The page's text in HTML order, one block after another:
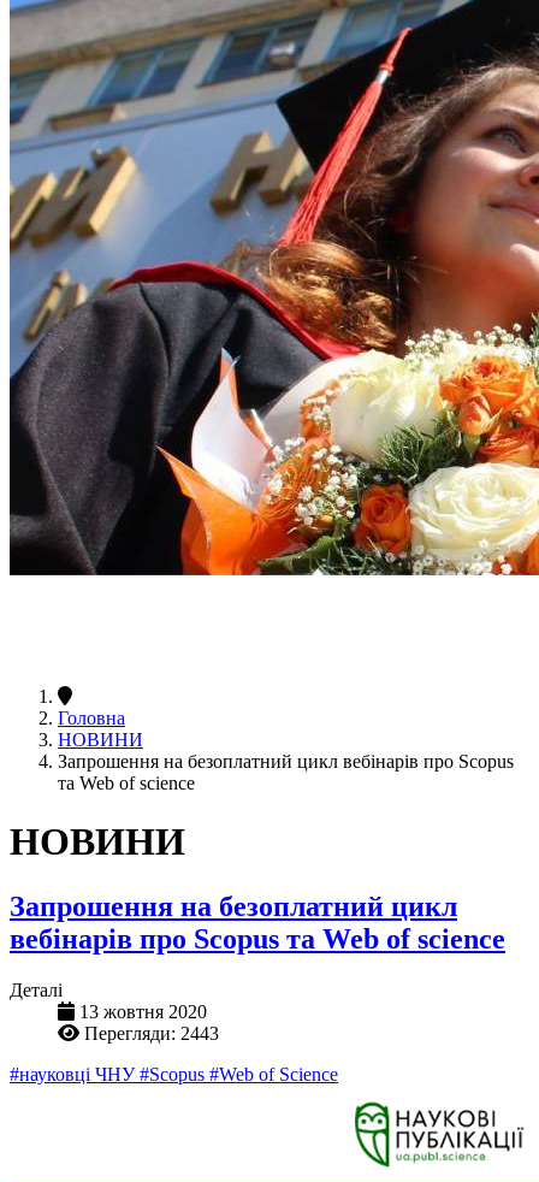
Головна
НОВИНИ
Запрошення на безоплатний цикл вебінарів про Scopus
та Web of science
НОВИНИ
Запрошення на безоплатний цикл
вебінарів про Scopus та Web of science
Деталі
13 жовтня 2020
Перегляди: 2443
#науковці ЧНУ#Scopus #Web of Science